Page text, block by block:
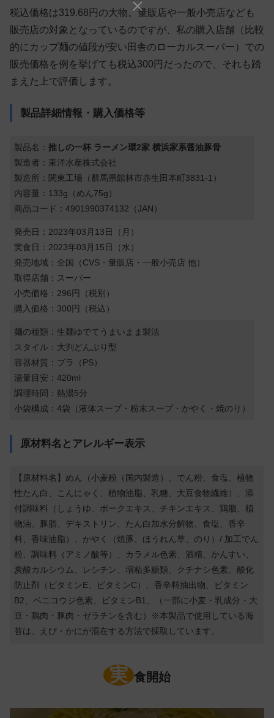
税込価格は319.68円の大物。量販店や一般小売店なども
販売店の対象となっているのですが、私の購入店舗（比較
的にカップ麺の値段が安い田舎のローカルスーパー）での
販売価格を例を挙げても税込300円だったので、それも踏
まえた上で評価します。
製品詳細情報・購入価格等
製品名：推しの一杯 ラーメン環2家 横浜家系醤油豚骨
製造者：東洋水産株式会社
製造所：関東工場（群馬県館林市赤生田本町3831-1）
内容量：133g（めん75g）
商品コード：4901990374132（JAN）
発売日：2023年03月13日（月）
実食日：2023年03月15日（水）
発売地域：全国（CVS・量販店・一般小売店 他）
取得店舗：スーパー
小売価格：296円（税別）
購入価格：300円（税込）
麺の種類：生麺ゆでてうまいまま製法
スタイル：大判どんぶり型
容器材質：プラ（PS）
湯量目安：420ml
調理時間：熱湯5分
小袋構成：4袋（液体スープ・粉末スープ・かやく・焼のり）
原材料名とアレルギー表示
【原材料名】めん（小麦粉（国内製造）、でん粉、食塩、植物
性たん白、こんにゃく、植物油脂、乳糖、大豆食物繊維）、添
付調味料（しょうゆ、ポークエキス、チキンエキス、鶏脂、植
物油、豚脂、デキストリン、たん白加水分解物、食塩、香辛
料、香味油脂）、かやく（焼豚、ほうれん草、のり）/ 加工でん
粉、調味料（アミノ酸等）、カラメル色素、酒精、かんすい、
炭酸カルシウム、レシチン、増粘多糖類、クチナシ色素、酸化
防止剤（ビタミンE、ビタミンC）、香辛料抽出物、ビタミン
B2、ベニコウジ色素、ビタミンB1、（一部に小麦・乳成分・大
豆・鶏肉・豚肉・ゼラチンを含む）※本製品で使用している海
苔は、えび・かにが混在する方法で採取しています。
実 食開始